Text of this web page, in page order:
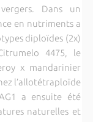
Dans un
en nutriments a
diploïdes (2x)
4475, le
x mandarinier
l’allotétraploïde
a ensuite été
naturelles et